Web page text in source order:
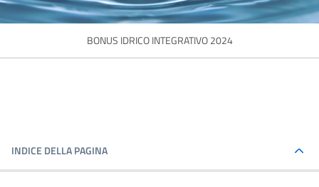
BONUS IDRICO INTEGRATIVO 2024
INDICE DELLA PAGINA